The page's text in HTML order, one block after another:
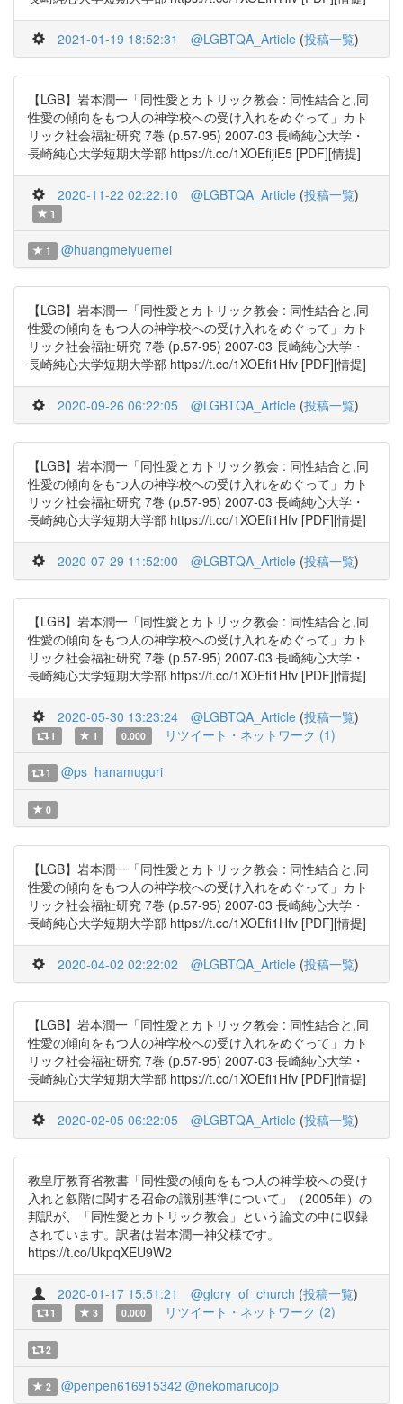
2021-01-19 18:52:31 @LGBTQA_Article (投稿一覧)
【LGB】岩本潤一「同性愛とカトリック教会 : 同性結合と,同
性愛の傾向をもつ人の神学校への受け入れをめぐって」カト
リック社会福祉研究 7巻 (p.57-95) 2007-03 長崎純心大学・
長崎純心大学短期大学部 https://t.co/1XOEfijiE5 [PDF][情提]
2020-11-22 02:22:10 @LGBTQA_Article (投稿一覧)
1
1 @huangmeiyuemei
【LGB】岩本潤一「同性愛とカトリック教会 : 同性結合と,同
性愛の傾向をもつ人の神学校への受け入れをめぐって」カト
リック社会福祉研究 7巻 (p.57-95) 2007-03 長崎純心大学・
長崎純心大学短期大学部 https://t.co/1XOEfi1Hfv [PDF][情提]
2020-09-26 06:22:05 @LGBTQA_Article (投稿一覧)
【LGB】岩本潤一「同性愛とカトリック教会 : 同性結合と,同
性愛の傾向をもつ人の神学校への受け入れをめぐって」カト
リック社会福祉研究 7巻 (p.57-95) 2007-03 長崎純心大学・
長崎純心大学短期大学部 https://t.co/1XOEfi1Hfv [PDF][情提]
2020-07-29 11:52:00 @LGBTQA_Article (投稿一覧)
【LGB】岩本潤一「同性愛とカトリック教会 : 同性結合と,同
性愛の傾向をもつ人の神学校への受け入れをめぐって」カト
リック社会福祉研究 7巻 (p.57-95) 2007-03 長崎純心大学・
長崎純心大学短期大学部 https://t.co/1XOEfi1Hfv [PDF][情提]
2020-05-30 13:23:24 @LGBTQA_Article (投稿一覧)
1 1 0.000 リツイート・ネットワーク (1)
1 @ps_hanamuguri
0
【LGB】岩本潤一「同性愛とカトリック教会 : 同性結合と,同
性愛の傾向をもつ人の神学校への受け入れをめぐって」カト
リック社会福祉研究 7巻 (p.57-95) 2007-03 長崎純心大学・
長崎純心大学短期大学部 https://t.co/1XOEfi1Hfv [PDF][情提]
2020-04-02 02:22:02 @LGBTQA_Article (投稿一覧)
【LGB】岩本潤一「同性愛とカトリック教会 : 同性結合と,同
性愛の傾向をもつ人の神学校への受け入れをめぐって」カト
リック社会福祉研究 7巻 (p.57-95) 2007-03 長崎純心大学・
長崎純心大学短期大学部 https://t.co/1XOEfi1Hfv [PDF][情提]
2020-02-05 06:22:05 @LGBTQA_Article (投稿一覧)
教皇庁教育省教書「同性愛の傾向をもつ人の神学校への受け
入れと叙階に関する召命の識別基準について」（2005年）の
邦訳が、「同性愛とカトリック教会」という論文の中に収録
されています。訳者は岩本潤一神父様です。
https://t.co/UkpqXEU9W2
2020-01-17 15:51:21 @glory_of_church (投稿一覧)
1 3 0.000 リツイート・ネットワーク (2)
2
2 @penpen616915342 @nekomarucojp